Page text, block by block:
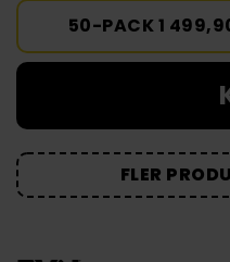
50-PACK 1
FLER